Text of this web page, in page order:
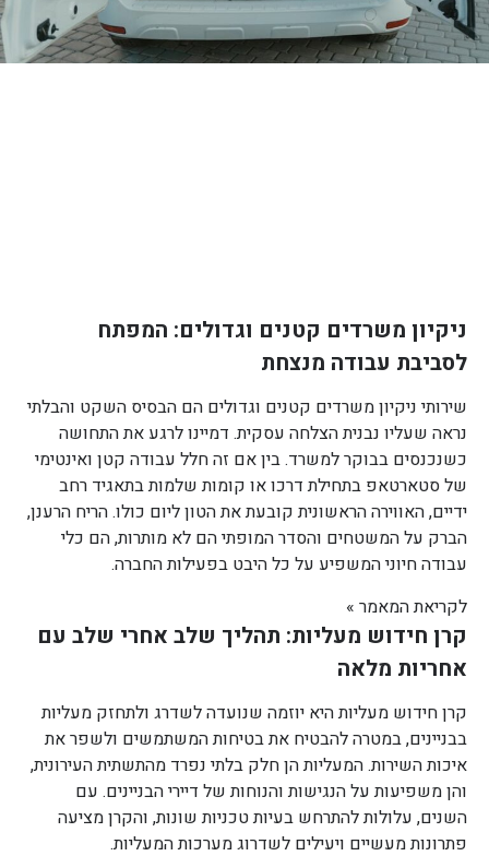
ניקיון משרדים קטנים וגדולים: המפתח
לסביבת עבודה מנצחת
שירותי ניקיון משרדים קטנים וגדולים הם הבסיס השקט והבלתי
נראה שעליו נבנית הצלחה עסקית. דמיינו לרגע את התחושה
כשנכנסים בבוקר למשרד. בין אם זה חלל עבודה קטן ואינטימי
של סטארטאפ בתחילת דרכו או קומות שלמות בתאגיד רחב
ידיים, האווירה הראשונית קובעת את הטון ליום כולו. הריח הרענן,
הברק על המשטחים והסדר המופתי הם לא מותרות, הם כלי
עבודה חיוני המשפיע על כל היבט בפעילות החברה.
לקריאת המאמר »
קרן חידוש מעליות: תהליך שלב אחרי שלב עם
אחריות מלאה
קרן חידוש מעליות היא יוזמה שנועדה לשדרג ולתחזק מעליות
בבניינים, במטרה להבטיח את בטיחות המשתמשים ולשפר את
איכות השירות. המעליות הן חלק בלתי נפרד מהתשתית העירונית,
והן משפיעות על הנגישות והנוחות של דיירי הבניינים. עם
השנים, עלולות להתרחש בעיות טכניות שונות, והקרן מציעה
פתרונות מעשיים ויעילים לשדרוג מערכות המעליות.